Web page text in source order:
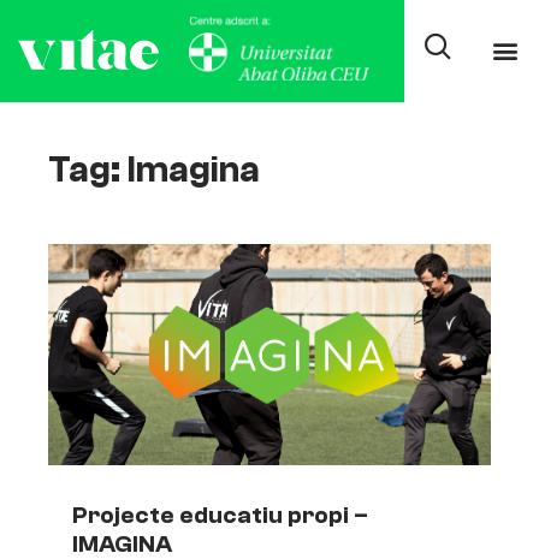
Tag: Imagina
Projecte educatiu propi –
IMAGINA